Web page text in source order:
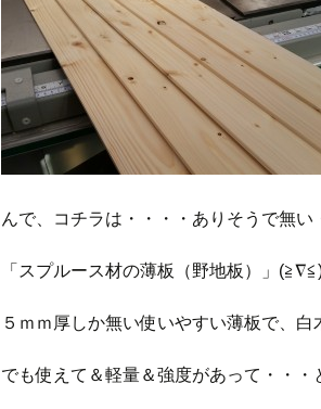
んで、コチラは・・・・ありそうで無い
「スプルース材の薄板（野地板）」
５ｍｍ厚しか無い使いやすい薄板で、
でも使えて＆軽量＆強度があって・・・